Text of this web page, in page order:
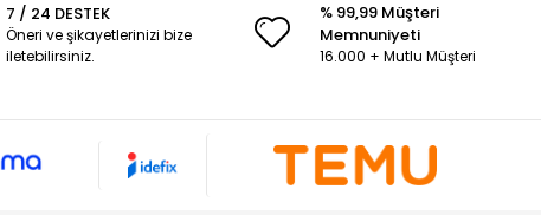
7 / 24 DESTEK
Öneri ve şikayetlerinizi bize
iletebilirsiniz.
% 99,99 Müşteri
Memnuniyeti
16.000 + Mutlu Müşteri